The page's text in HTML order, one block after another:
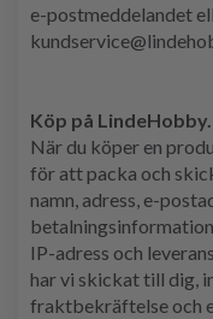
e-postmeddelandet
Köp på
När du köper en
för att packa och
namn, adress, e-
IP-adress och
har vi skickat till dig,
fraktbekräftelse och